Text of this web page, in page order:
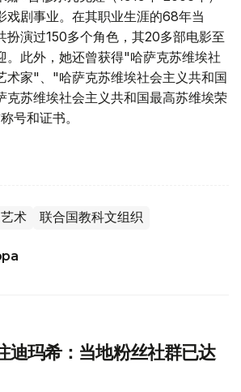
戏剧事业。在其职业生涯的68年当
扮演过150多个角色，其20多部电影至
。此外，她还曾获得"哈萨克苏维埃社
术家"、"哈萨克苏维埃社会主义共和国
克苏维埃社会主义共和国最高苏维埃荣
号和证书。
艺术 联合国教科文组织
迪玛希：当地粉丝社群已达